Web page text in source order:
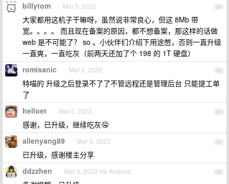
89
billytom Mar 5, 2022
大家都用这机子干嘛呀，虽然说非常良心，但这 8Mb 带
宽。。。。 而且现在备案的原因，都不想备案，那这样的话做
web 是不可能了？ so 。小伙伴们介绍下用途憋，否则一直升级
一直爽，一直吃灰（前两天还加了个 198 的 1T 硬盘）
90
romisanic Mar 5, 2022
特喵的 升级之后登录不了了不管远程还是管理后台 只能提工单
了
91
helloet Mar 5, 2022
感谢，已升级，继续吃灰🤤
92
allenyang89 Mar 5, 2022
已升级，感谢楼主分享
93
ddzzhen Mar 5, 2022 via Android